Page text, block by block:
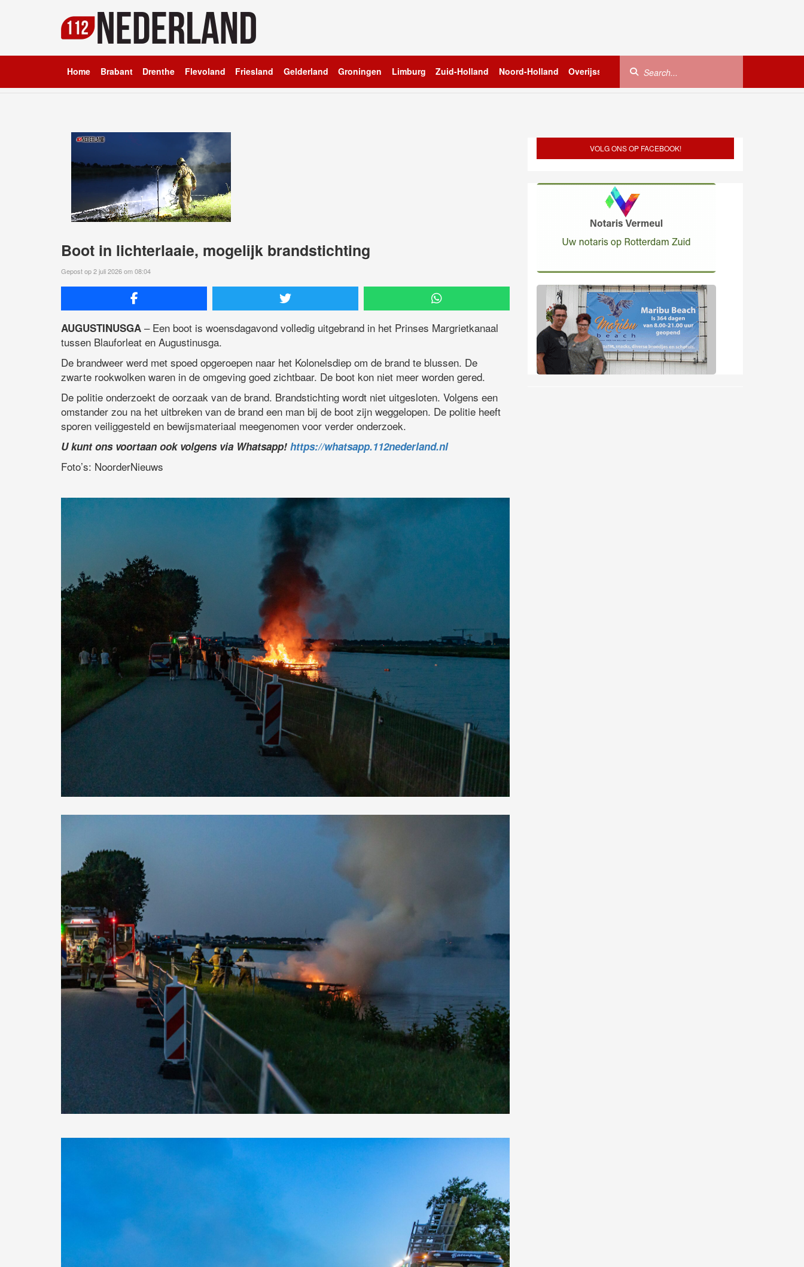
Home Brabant Drenthe Flevoland Friesland Gelderland Groningen Limburg Zuid-Holland Noord-Holland Overijssel Utrecht Zeeland
Boot in lichterlaaie, mogelijk brandstichting
Gepost op 2 juli 2026 om 08:04
AUGUSTINUSGA – Een boot is woensdagavond volledig uitgebrand in het Prinses Margrietkanaal
tussen Blauforleat en Augustinusga.
De brandweer werd met spoed opgeroepen naar het Kolonelsdiep om de brand te blussen. De
zwarte rookwolken waren in de omgeving goed zichtbaar. De boot kon niet meer worden gered.
De politie onderzoekt de oorzaak van de brand. Brandstichting wordt niet uitgesloten. Volgens een
omstander zou na het uitbreken van de brand een man bij de boot zijn weggelopen. De politie heeft
sporen veiliggesteld en bewijsmateriaal meegenomen voor verder onderzoek.
U kunt ons voortaan ook volgens via Whatsapp! https://whatsapp.112nederland.nl
Foto’s: NoorderNieuws
VOLG ONS OP FACEBOOK!